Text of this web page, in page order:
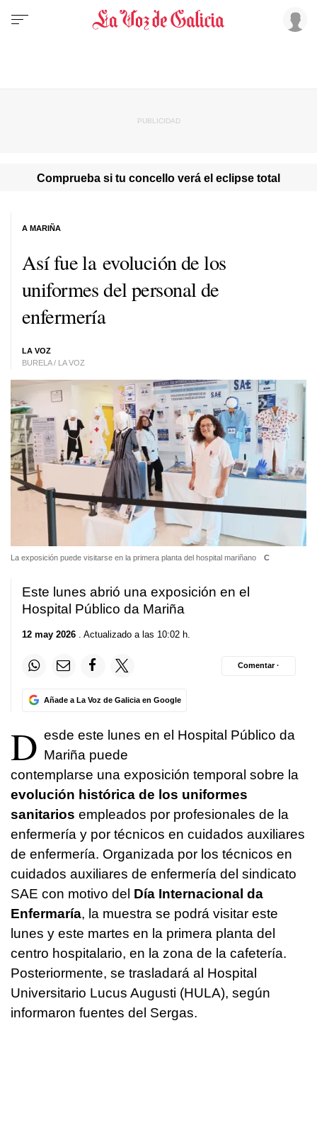
Comprueba si tu concello verá el eclipse total
Así fue la evolución de los
uniformes del personal de
enfermería
LA VOZ
BURELA / LA VOZ
A MARIÑA
La exposición puede visitarse en la primera planta del hospital mariñano C
Este lunes abrió una exposición en el
Hospital Público da Mariña
12 may 2026 . Actualizado a las 10:02 h.
Añade a La Voz de Galicia en Google
Comentar ·
D esde este lunes en el Hospital Público da
Mariña puede
contemplarse una exposición temporal sobre la
evolución histórica de los uniformes
sanitarios empleados por profesionales de la
enfermería y por técnicos en cuidados auxiliares
de enfermería. Organizada por los técnicos en
cuidados auxiliares de enfermería del sindicato
SAE con motivo del Día Internacional da
Enfermaría, la muestra se podrá visitar este
lunes y este martes en la primera planta del
centro hospitalario, en la zona de la cafetería.
Posteriormente, se trasladará al Hospital
Universitario Lucus Augusti (HULA), según
informaron fuentes del Sergas.